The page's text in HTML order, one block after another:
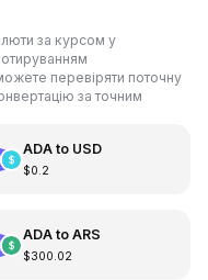
за курсом у
перевіряти поточну
за точним
ADAto USD
$0.2
ADAto ARS
$300.02